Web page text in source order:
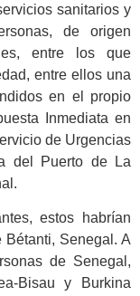
sanitarios y
de origen
entre los que
entre ellos una
en el propio
Inmediata en
de Urgencias
del Puerto de La
estos habrían
Senegal. A
de Senegal,
Bisau y Burkina